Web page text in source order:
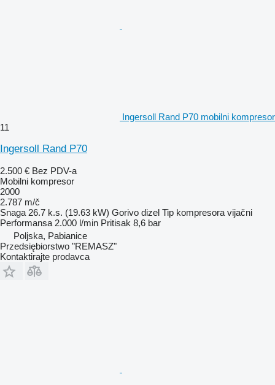
Ingersoll Rand P70 mobilni kompresor
11
Ingersoll Rand P70
2.500 € Bez PDV-a
Mobilni kompresor
2000
2.787 m/č
Snaga 26.7 k.s. (19.63 kW) Gorivo dizel Tip kompresora vijačni
Performansa 2.000 l/min Pritisak 8,6 bar
Poljska, Pabianice
Przedsiębiorstwo "REMASZ"
Kontaktirajte prodavca